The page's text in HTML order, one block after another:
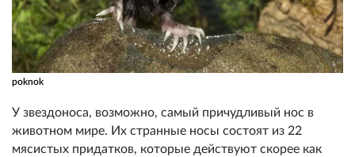
poknok
У звездоноса, возможно, самый причудливый нос в
животном мире. Их странные носы состоят из 22
мясистых придатков, которые действуют скорее как